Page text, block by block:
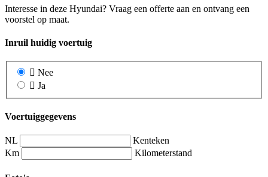
Interesse in deze Hyundai? Vraag een offerte aan en ontvang een
voorstel op maat.
Inruil huidig voertuig
Nee
Ja
Voertuiggegevens
NL
Kenteken
Km
Kilometerstand